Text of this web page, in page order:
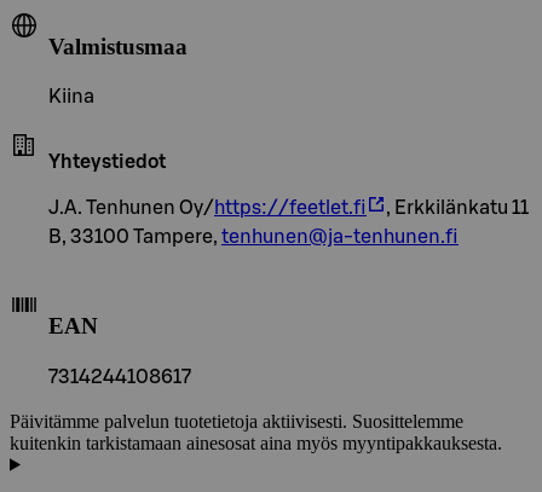
Valmistusmaa
Kiina
Yhteystiedot
J.A. Tenhunen Oy/ https://feetlet.fi
, Erkkilänkatu 11
B, 33100 Tampere, tenhunen@ja-tenhunen.fi
EAN
7314244108617
Päivitämme palvelun tuotetietoja aktiivisesti. Suosittelemme
kuitenkin tarkistamaan ainesosat aina myös myyntipakkauksesta.